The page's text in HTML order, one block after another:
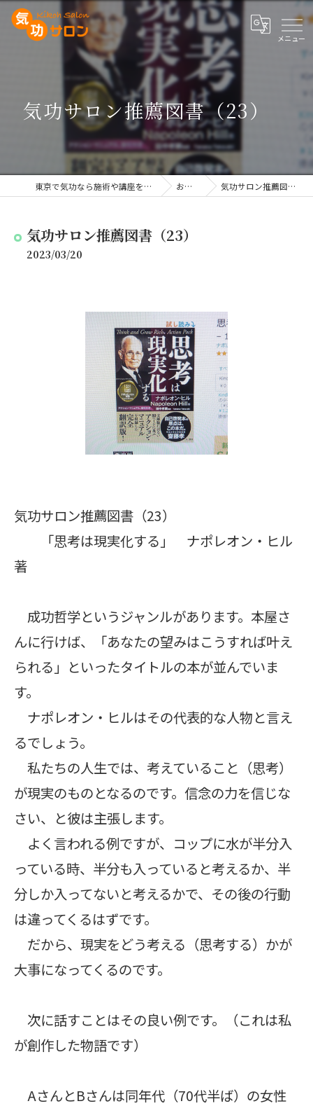
気功サロン推薦図書（23）
東京で気功なら施術や講座を行う気功サロン お知らせ 気功サロン推薦図書（23）
気功サロン推薦図書（23）
2023/03/20
気功サロン推薦図書（23）
「思考は現実化する」 ナポレオン・ヒル
著
成功哲学というジャンルがあります。本屋さ
んに行けば、「あなたの望みはこうすれば叶え
られる」といったタイトルの本が並んでいま
す。
ナポレオン・ヒルはその代表的な人物と言え
るでしょう。
私たちの人生では、考えていること（思考）
が現実のものとなるのです。信念の力を信じな
さい、と彼は主張します。
よく言われる例ですが、コップに水が半分入
っている時、半分も入っていると考えるか、半
分しか入ってないと考えるかで、その後の行動
は違ってくるはずです。
だから、現実をどう考える（思考する）かが
大事になってくるのです。
次に話すことはその良い例です。（これは私
が創作した物語です）
AさんとBさんは同年代（70代半ば）の女性